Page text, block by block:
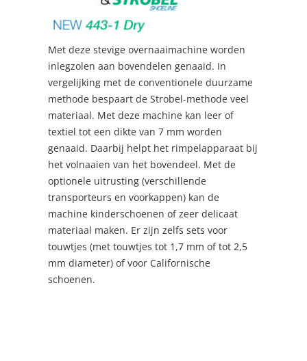
Met deze stevige overnaaimachine worden
inlegzolen aan bovendelen genaaid. In
vergelijking met de conventionele duurzame
methode bespaart de Strobel-methode veel
materiaal. Met deze machine kan leer of
textiel tot een dikte van 7 mm worden
genaaid. Daarbij helpt het rimpelapparaat bij
het volnaaien van het bovendeel. Met de
optionele uitrusting (verschillende
transporteurs en voorkappen) kan de
machine kinderschoenen of zeer delicaat
materiaal maken. Er zijn zelfs sets voor
touwtjes (met touwtjes tot 1,7 mm of tot 2,5
mm diameter) of voor Californische
schoenen.